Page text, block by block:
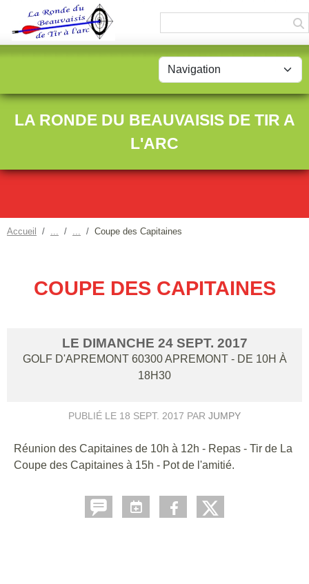
LA RONDE DU BEAUVAISIS DE TIR A
L'ARC
Accueil Coupe des Capitaines
COUPE DES CAPITAINES
LE DIMANCHE 24 SEPT. 2017
GOLF D'APREMONT 60300 APREMONT - DE 10H À
18H30
PUBLIÉ LE 18 SEPT. 2017 PAR JUMPY
Réunion des Capitaines de 10h à 12h - Repas - Tir de La
Coupe des Capitaines à 15h - Pot de l'amitié.
Panneau de gestion des cookies